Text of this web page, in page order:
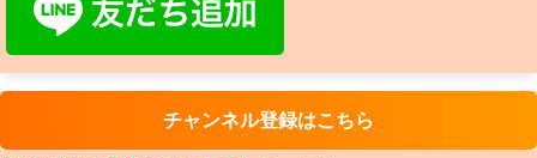
チャンネル登録はこちら